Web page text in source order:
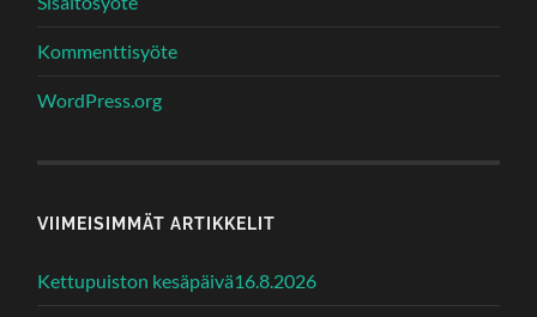
Kommenttisyöte
WordPress.org
VIIMEISIMMÄT ARTIKKELIT
Kettupuiston kesäpäivä16.8.2026